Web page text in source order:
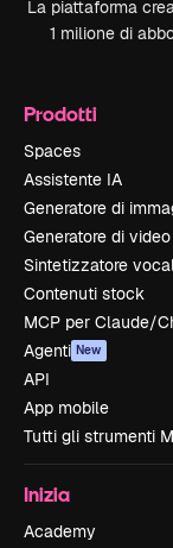
La piattaforma
1 milione di
Prodotti
Spaces
Assistente IA
Generatore di
Generatore di
Sintetizzatore
Contenuti stock
MCP per Claude/
Agenti New
API
App mobile
Tutti gli strumenti
Inizia
Academy